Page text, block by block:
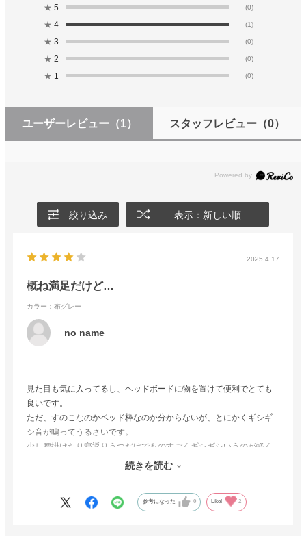
★ 5 (0)
★ 4 (1)
★ 3 (0)
★ 2 (0)
★ 1 (0)
ユーザーレビュー （1） スタッフレビュー（0）
絞り込み 表示：新しい順
2025.4.17
概ね満足だけど…
カラー：布グレー
no name
見た目も気に入ってるし、ヘッドボードに物を置けて便利でとても
良いです。
ただ、すのこなのかベッド枠なのか分からないが、とにかくギシギ
シ音が鳴ってうるさいです。
少し腰掛けたり寝返りうつだけでものすごくギシギシいうのが軽く
続きを読む
参考になった 0 Like! 2